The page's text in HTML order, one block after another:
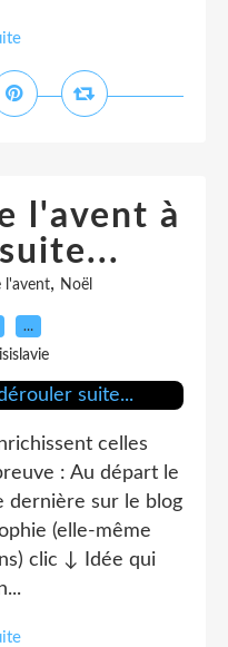
l'avent à
l'avent, Noël
…
celles
: Au départ le
dernière sur le blog
(elle-même
clic ↓ Idée qui